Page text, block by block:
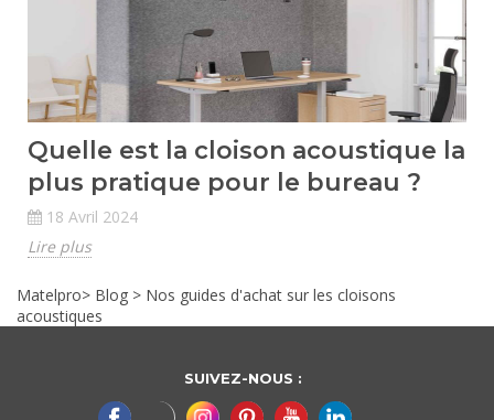
Quelle est la cloison acoustique la
plus pratique pour le bureau ?
18 Avril 2024
Lire plus
Matelpro> Blog > Nos guides d'achat sur les cloisons
acoustiques
SUIVEZ-NOUS :